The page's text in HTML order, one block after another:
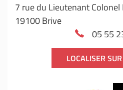
7 rue du Lieutenant Colonel
19100 Brive
05 55
LOCALISER